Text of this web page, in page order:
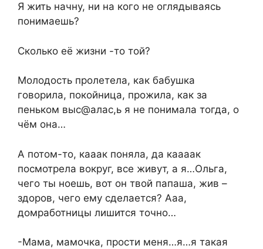
Я жить начну, ни на кого не оглядываясь
понимаешь?
Сколько её жизни -то той?
Молодость пролетела, как бабушка
говорила, покойница, прожила, как за
пеньком выс@алас,ь я не понимала тогда, о
чём она…
А потом-то, кааак поняла, да каааак
посмотрела вокруг, все живут, а я…Ольга,
чего ты ноешь, вот он твой папаша, жив –
здоров, чего ему сделается? Ааа,
домработницы лишится точно…
-Мама, мамочка, прости меня…я…я такая